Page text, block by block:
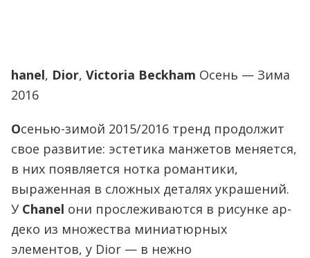
hanel, Dior, Victoria Beckham Осень — Зима
2016
Осенью-зимой 2015/2016 тренд продолжит
свое развитие: эстетика манжетов меняется,
в них появляется нотка романтики,
выраженная в сложных деталях украшений.
У Chanel они прослеживаются в рисунке ар-
деко из множества миниатюрных
элементов, у Dior — в нежно